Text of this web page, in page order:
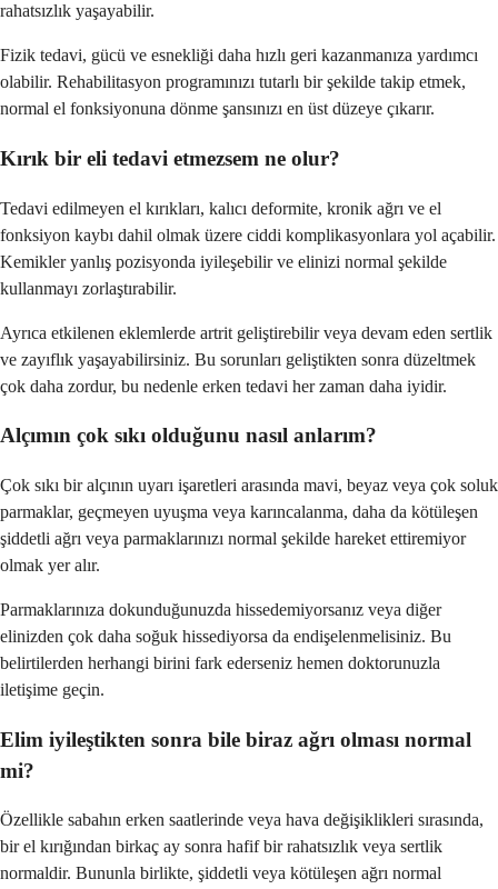
rahatsızlık yaşayabilir.
Fizik tedavi, gücü ve esnekliği daha hızlı geri kazanmanıza yardımcı
olabilir. Rehabilitasyon programınızı tutarlı bir şekilde takip etmek,
normal el fonksiyonuna dönme şansınızı en üst düzeye çıkarır.
Kırık bir eli tedavi etmezsem ne olur?
Tedavi edilmeyen el kırıkları, kalıcı deformite, kronik ağrı ve el
fonksiyon kaybı dahil olmak üzere ciddi komplikasyonlara yol açabilir.
Kemikler yanlış pozisyonda iyileşebilir ve elinizi normal şekilde
kullanmayı zorlaştırabilir.
Ayrıca etkilenen eklemlerde artrit geliştirebilir veya devam eden sertlik
ve zayıflık yaşayabilirsiniz. Bu sorunları geliştikten sonra düzeltmek
çok daha zordur, bu nedenle erken tedavi her zaman daha iyidir.
Alçımın çok sıkı olduğunu nasıl anlarım?
Çok sıkı bir alçının uyarı işaretleri arasında mavi, beyaz veya çok soluk
parmaklar, geçmeyen uyuşma veya karıncalanma, daha da kötüleşen
şiddetli ağrı veya parmaklarınızı normal şekilde hareket ettiremiyor
olmak yer alır.
Parmaklarınıza dokunduğunuzda hissedemiyorsanız veya diğer
elinizden çok daha soğuk hissediyorsa da endişelenmelisiniz. Bu
belirtilerden herhangi birini fark ederseniz hemen doktorunuzla
iletişime geçin.
Elim iyileştikten sonra bile biraz ağrı olması normal
mi?
Özellikle sabahın erken saatlerinde veya hava değişiklikleri sırasında,
bir el kırığından birkaç ay sonra hafif bir rahatsızlık veya sertlik
normaldir. Bununla birlikte, şiddetli veya kötüleşen ağrı normal